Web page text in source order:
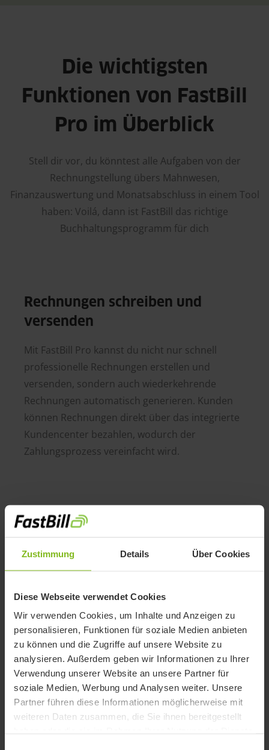
Zustimmung Details Über Cookies
Diese Webseite verwendet Cookies
Wir verwenden Cookies, um Inhalte und Anzeigen zu
personalisieren, Funktionen für soziale Medien anbieten
zu können und die Zugriffe auf unsere Website zu
analysieren. Außerdem geben wir Informationen zu Ihrer
Verwendung unserer Website an unsere Partner für
soziale Medien, Werbung und Analysen weiter. Unsere
Partner führen diese Informationen möglicherweise mit
weiteren Daten zusammen, die Sie ihnen bereitgestellt
Die wichtigsten
Funktionen von FastBill
Pro im Überblick
Stell dir vor, du könntest alle Aufgaben von der
Rechnungstellung übers Mahnwesen,
Finanzauswertung und Monatsabschluss in einem Tool
haben: Voilá, dann ist FastBill das richtige
Buchhaltungsprogramm für dich
Rechnungen schreiben und
versenden
Mit FastBill Pro kannst du nicht nur schnell
professionelle Rechnungen erstellen und
versenden, sondern auch wiederkehrende
Rechnungen automatisch generieren. Kunden
können Rechnungen direkt über das integrierte
Kundencenter bezahlen, wodurch der
Zahlungsprozess vereinfacht wird.
Belege erfassen und
Erfasse Belege effizient über eine spezielle Mail-
Inbox per Upload oder die Scan-App. FastBill
lernt bei der Kategorisierung mit. FastBill Pro
bietet darüber hinaus eine Integration mit
DATEV Rechnungsdatenservice 1.0, um eine
reibungslose Datenübermittlung an
Steuerberater zu gewährleisten.